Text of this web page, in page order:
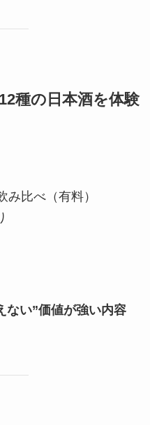
種の日本酒を体験
比べ（有料）
ない”価値が強い内容